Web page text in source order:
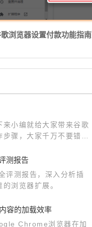
浏览器设置付款功能指南
来小编就给大家带来谷歌
骤，大家千万不要错过
测报告
评测报告，深入分析插
浏览器扩展。
容的加载效率
Chrome浏览器在加